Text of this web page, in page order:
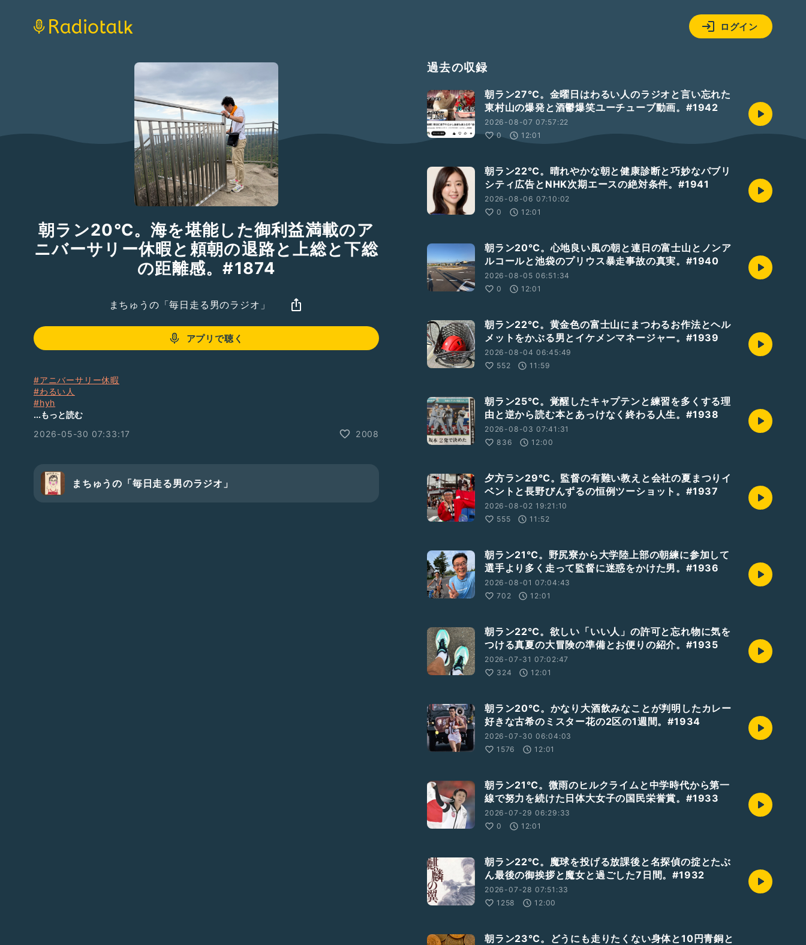
ログイン
朝ラン20℃。海を堪能した御利益満載のア
ニバーサリー休暇と頼朝の退路と上総と下総
の距離感。#1874
まちゅうの「毎日走る男のラジオ」
アプリで聴く
#アニバーサリー休暇
#わるい人
#hyh
#酔っ払い配信
#海底トンネル
#千葉県
#木更津
#キャッツアイ
...もっと読む
2026-05-30 07:33:17
2008
まちゅうの「毎日走る男のラジオ」
過去の収録
朝ラン27℃。金曜日はわるい人のラジオと言い忘れた
東村山の爆発と酒鬱爆笑ユーチューブ動画。#1942
2026-08-07 07:57:22
0
12:01
朝ラン22℃。晴れやかな朝と健康診断と巧妙なパブリ
シティ広告とNHK次期エースの絶対条件。#1941
2026-08-06 07:10:02
0
12:01
朝ラン20℃。心地良い風の朝と連日の富士山とノンア
ルコールと池袋のプリウス暴走事故の真実。#1940
2026-08-05 06:51:34
0
12:01
朝ラン22℃。黄金色の富士山にまつわるお作法とヘル
メットをかぶる男とイケメンマネージャー。#1939
2026-08-04 06:45:49
552
11:59
朝ラン25℃。覚醒したキャプテンと練習を多くする理
由と逆から読む本とあっけなく終わる人生。#1938
2026-08-03 07:41:31
836
12:00
夕方ラン29℃。監督の有難い教えと会社の夏まつりイ
ベントと長野びんずるの恒例ツーショット。#1937
2026-08-02 19:21:10
555
11:52
朝ラン21℃。野尻寮から大学陸上部の朝練に参加して
選手より多く走って監督に迷惑をかけた男。#1936
2026-08-01 07:04:43
702
12:01
朝ラン22℃。欲しい「いい人」の許可と忘れ物に気を
つける真夏の大冒険の準備とお便りの紹介。#1935
2026-07-31 07:02:47
324
12:01
朝ラン20℃。かなり大酒飲みなことが判明したカレー
好きな古希のミスター花の2区の1週間。#1934
2026-07-30 06:04:03
1576
12:01
朝ラン21℃。微雨のヒルクライムと中学時代から第一
線で努力を続けた日体大女子の国民栄誉賞。#1933
2026-07-29 06:29:33
0
12:01
朝ラン22℃。魔球を投げる放課後と名探偵の掟とたぶ
ん最後の御挨拶と魔女と過ごした7日間。#1932
2026-07-28 07:51:33
1258
12:00
朝ラン23℃。どうにも走りたくない身体と10円青銅と